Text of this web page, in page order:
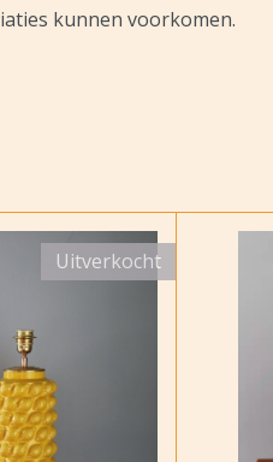
kunnen voorkomen.
Uitverkocht